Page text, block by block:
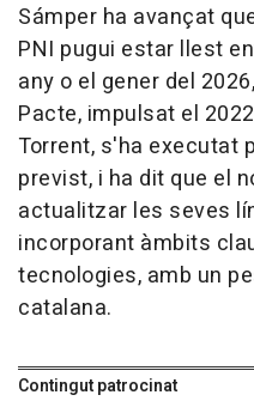
Sámper ha avançat
PNI pugui estar llest
any o el gener del
Pacte, impulsat el
Torrent, s'ha executat
previst, i ha dit que el
actualitzar les seves
incorporant àmbits
tecnologies, amb un
catalana.
Contingut patrocinat